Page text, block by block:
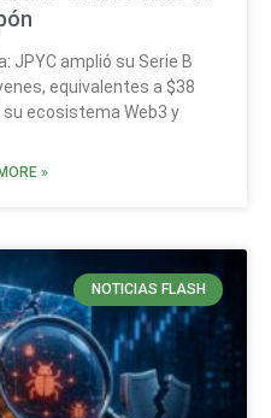
JPYC amplió su Serie B
equivalentes a $38
ecosistema Web3 y
»
NOTICIAS FLASH